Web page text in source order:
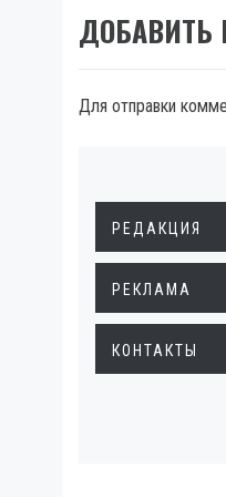
ДОБАВИТЬ
Для отправки
РЕДАКЦИЯ
РЕКЛАМА
КОНТАКТЫ